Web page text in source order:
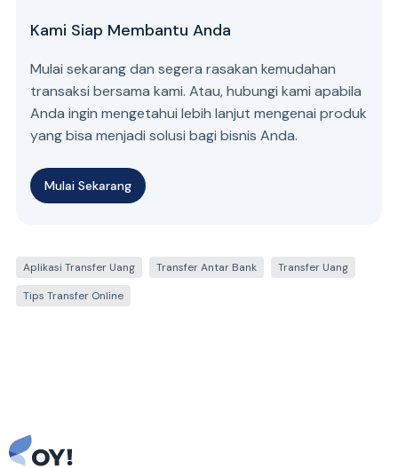
Kami Siap Membantu Anda
Mulai sekarang dan segera rasakan kemudahan
transaksi bersama kami. Atau, hubungi kami apabila
Anda ingin mengetahui lebih lanjut mengenai produk
yang bisa menjadi solusi bagi bisnis Anda.
Mulai Sekarang
Aplikasi Transfer Uang Transfer Antar Bank
Transfer Uang
Tips Transfer Online